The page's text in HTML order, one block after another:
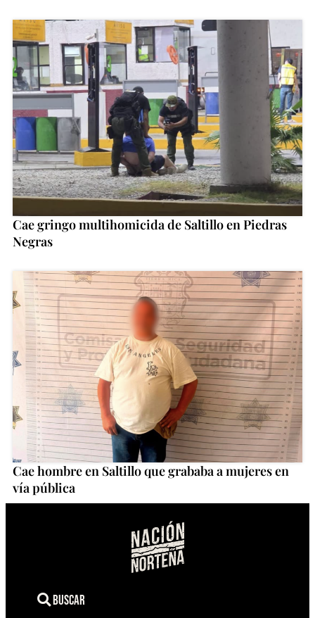
Cae gringo multihomicida de Saltillo en Piedras
Negras
Cae hombre en Saltillo que grababa a mujeres en
vía pública
Buscar